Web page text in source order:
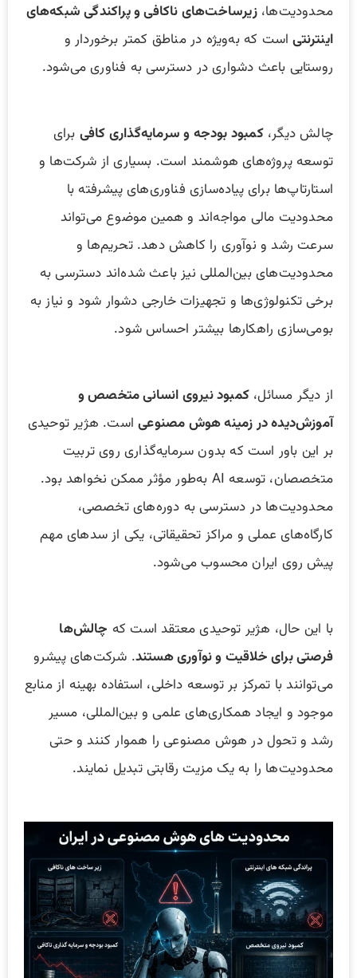
محدودیت‌ها،زیرساخت‌های ناکافی و پراکندگی شبکه‌های
اینترنتیاست که به‌ویژه در مناطق کمتر برخوردار و
روستایی باعث دشواری در دسترسی به فناوری می‌شود.
چالش دیگر،کمبود بودجه و سرمایه‌گذاری کافی برای
توسعه پروژه‌های هوشمند است. بسیاری از شرکت‌ها و
استارتاپ‌ها برای پیاده‌سازی فناوری‌های پیشرفته با
محدودیت مالی مواجه‌اند و همین موضوع می‌تواند
سرعت رشد و نوآوری را کاهش دهد. تحریم‌ها و
محدودیت‌های بین‌المللی نیز باعث شده‌اند دسترسی به
برخی تکنولوژی‌ها و تجهیزات خارجی دشوار شود و نیاز به
بومی‌سازی راهکارها بیشتر احساس شود.
از دیگر مسائل، کمبود نیروی انسانی متخصص و
آموزش‌دیده در زمینه هوش مصنوعیاست. هژیر توحیدی
بر این باور است که بدون سرمایه‌گذاری روی تربیت
متخصصان، توسعه AI به‌طور مؤثر ممکن نخواهد بود.
محدودیت‌ها در دسترسی به دوره‌های تخصصی،
کارگاه‌های عملی و مراکز تحقیقاتی، یکی از سدهای مهم
پیش روی ایران محسوب می‌شود.
با این حال، هژیر توحیدی معتقد است که چالش‌ها
فرصتی برای خلاقیت و نوآوری هستند. شرکت‌های پیشرو
می‌توانند با تمرکز بر توسعه داخلی، استفاده بهینه از منابع
موجود و ایجاد همکاری‌های علمی و بین‌المللی، مسیر
رشد و تحول در هوش مصنوعی را هموار کنند و حتی
محدودیت‌ها را به یک مزیت رقابتی تبدیل نمایند.